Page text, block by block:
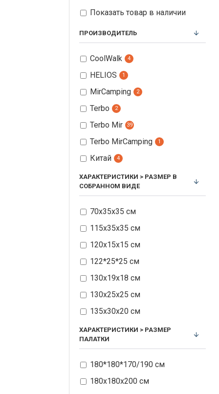
ПРОИЗВОДИТЕЛЬ
CoolWalk 4
HELIOS 1
MirCamping 2
Terbo 2
Terbo Mir 39
Terbo MirCamping 1
Китай 4
СЛЕДОПЫТ 6
ХАРАКТЕРИСТИКИ > РАЗМЕР В
СОБРАННОМ ВИДЕ
70х35х35 см
115х35х35 см
120х15х15 см
122*25*25 см
130х19х18 см
130х25х25 см
135х30х20 см
139х46х31 см
140 х 16 х 16 см
145х25х38 см
145х38х38 см
ХАРАКТЕРИСТИКИ > РАЗМЕР
ПАЛАТКИ
180*180*170/190 см
180х180х200 см
Показать товар в наличии